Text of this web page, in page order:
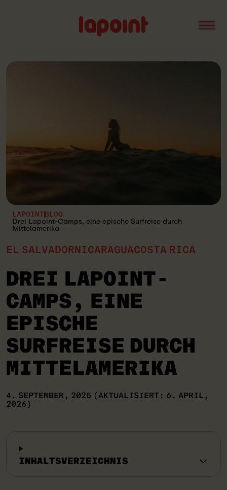
Lapoint
LAPOINT BLOG
Drei Lapoint-Camps, eine epische Surfreise durch
Mittelamerika
EL SALVADOR NICARAGUACOSTA RICA
DREI LAPOINT-
CAMPS, EINE
EPISCHE
SURFREISE DURCH
MITTELAMERIKA
4. SEPTEMBER, 2025 (AKTUALISIERT: 6. APRIL,
2026)
INHALTSVERZEICHNIS